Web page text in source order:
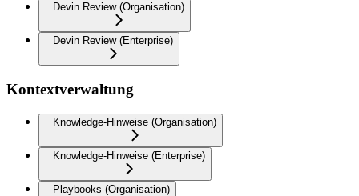
Devin Review (Organisation)
Devin Review (Enterprise)
Kontextverwaltung
Knowledge-Hinweise (Organisation)
Knowledge-Hinweise (Enterprise)
Playbooks (Organisation)